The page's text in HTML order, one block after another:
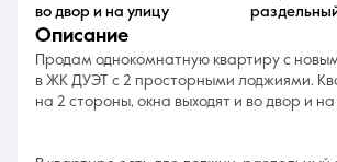
во двор и на улицу
описание
Продам однокомнатную квартиру с
в ЖК ДУЭТ с 2 просторными лоджиями.
на 2 стороны, окна выходят и во двор и на